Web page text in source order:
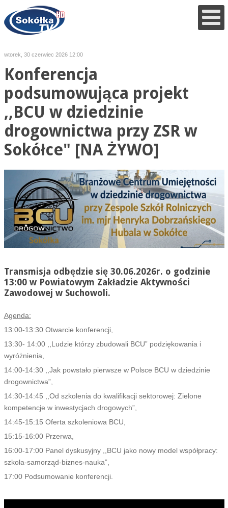
wtorek, 30 czerwiec 2026 12:00
Konferencja
podsumowująca projekt
,,BCU w dziedzinie
drogownictwa przy ZSR w
Sokółce" [NA ŻYWO]
Transmisja odbędzie się 30.06.2026r. o godzinie
13:00 w Powiatowym Zakładzie Aktywności
Zawodowej w Suchowoli.
Agenda:
13:00-13:30 Otwarcie konferencji,
13:30- 14:00 ,,Ludzie którzy zbudowali BCU” podziękowania i
wyróżnienia,
14:00-14:30 ,,Jak powstało pierwsze w Polsce BCU w dziedzinie
drogownictwa”,
14:30-14:45 ,,Od szkolenia do kwalifikacji sektorowej: Zielone
kompetencje w inwestycjach drogowych”,
14:45-15:15 Oferta szkoleniowa BCU,
15:15-16:00 Przerwa,
16:00-17:00 Panel dyskusyjny ,,BCU jako nowy model współpracy:
szkoła-samorząd-biznes-nauka”,
17:00 Podsumowanie konferencji.